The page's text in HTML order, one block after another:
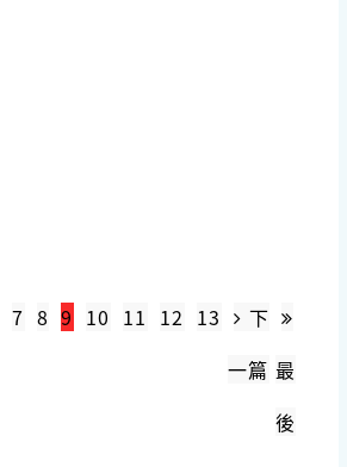
7 8 9 10 11 12 13
下
一篇 最
後